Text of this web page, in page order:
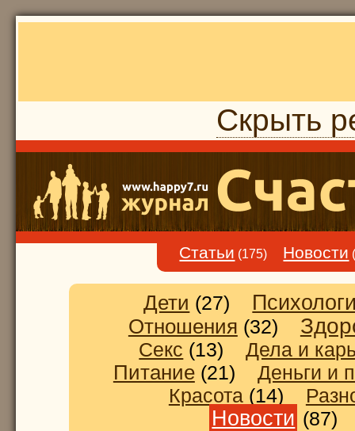
Скрыть
Статьи (175) Новости
Дети (27)
Отношения (32)
Секс (13) Дела и
Питание(21) Деньги и
Красота (14)
Новости